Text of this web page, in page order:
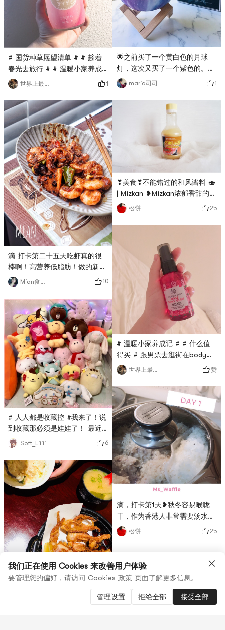
# 国货种草愿望清单 # # 趁着
春光去旅行 # # 温暖小家养成
记 # # 春日粉色即正义 #白桃
汽水 真的！颜值超高了好吗！
超级好喝的！从小到大都很喜欢
桃子味的零食和饮料～～～感觉
外包装也炒鸡仙女的 一边喝一
边看剧最爽了！！！
世界上最美的 1
滴 打卡第二十五天吃虾真的很
棒啊！高营养低脂肪！做的新加
坡风味的 辣辣酸酸甜甜的！加
了柠檬叶和一点点椰浆# 我的早
餐打卡 # # 温暖小家养成记 #
# 团长群BO # # 私藏好货大曝
光 # # 燃烧卡路里大作战 #
Mian食记者 10
# 人人都是收藏控 #我来了！说
到收藏那必须是娃娃了！ 最近
几年本人沉迷抓娃娃机以及各种
软软的玩偶🧸无法自拔 图一图
五 全是在国内娃娃机里抓到的
宝贝！图二是北京一家超爱的抓
娃娃店的照片！图三跟图四是在
美国的各种店里淘的公仔❤️以及
自己做的蝴蝶结们🎀# 温暖小家
养成记 #
Soft_Liiiii 6
# 温暖小家养成记 # # 亚米厨
房 # # 百万积分第五季 # # 开
6
🌟之前买了一个黄白色的月球
灯，这次又买了一个紫色的。🌟
这个做的颜色看起来不太像月
球，但是胜在颜色多，可以选择
不同模式。🌟还有遥控器，开关
比较方便！🌟两个月球灯各有所
记 # # 百万积分第六季 #
maria司司 1
❣美食❣不能错过的和风酱料 🍣
| Mizkan ❥Mizkan浓郁香甜的芝
麻沙拉酱，瓶身是精致的玻璃罐
装，酱汁有明显的芝麻香气，风
味浓醇吃起来齿颊留香，芝麻酱
的第二瓶也即将快见底了，实在
太好吃！🥰 # 开箱大吉 # # 温
暖小家养成记 # # 亚米真的6 #
# 下厨秘密武器 #
松饼 25
# 温暖小家养成记 # # 什么值
得买 # 跟男票去逛街在body
shop买给我的 挺便宜的$10 补
水喷雾吧 妆前喷一下就会让化
妆更服帖 平时有事没事也往脸
上喷一喷 补补水 神清气爽！有
草莓 柠檬 椰子 和玫瑰 我选了
玫瑰 感觉很好闻 椰子是最奇怪
的味道了😂
世界上最美的 赞
滴，打卡第1天❥秋冬容易喉咙
干，作为香港人非常需要汤水滋
润，刚好华人超市售卖西洋菜，
婆婆便弄了西洋菜猪骨汤，这汤
😘 # 燃烧卡路里大作战 ## 我
要当测评官第3期 # # 亚米厨房
# # 温暖小家养成记 # # 我要
上精选 #
松饼 25
0 0
我们正在使用 Cookies 来改善用户体验
要管理您的偏好，请访问 Cookies 政策 页面了解更多信息。
管理设置 拒绝全部 接受全部